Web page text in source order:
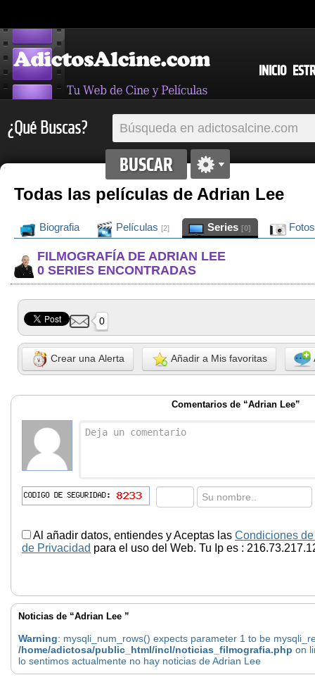
INICIO
¿Qué Buscas?
Todas las películas de Adrian Lee
Biografia Películas [2] Series [0]
FILMOGRAFÍA DE ADRIAN LEE
0 SERIES ENCONTRADAS
0
Crear una Alerta Añadir a Mis favoritas
Comentarios de “Adrian Lee”
Al añadir datos, entiendes y Aceptas las Condiciones
de Privacidad para el uso del Web. Tu Ip es :
Noticias de “Adrian Lee ”
Warning: mysqli_num_rows() expects parameter 1 to be
/home/adictosa/public_html/incl/noticias_filmografia.php on
lo sentimos actualmente no hay noticias de Adrian Lee